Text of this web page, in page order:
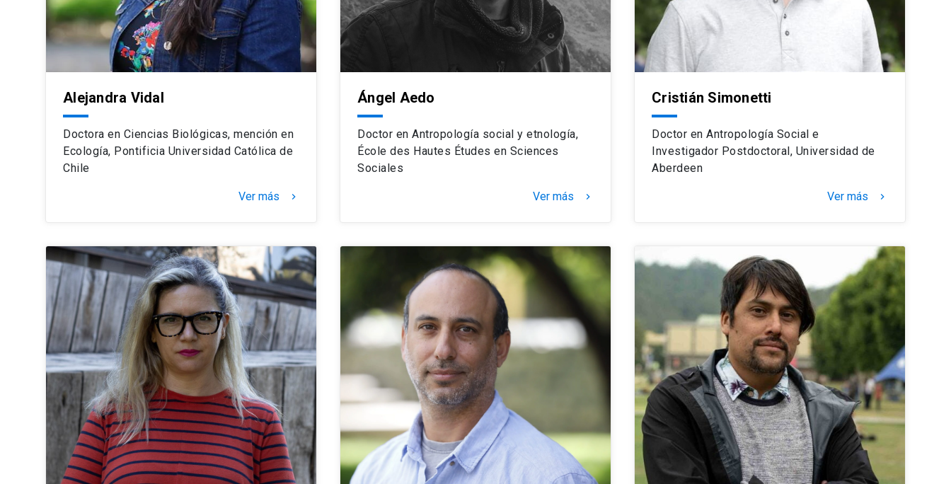
Alejandra Vidal
Doctora en Ciencias Biológicas, mención en
Ecología, Pontificia Universidad Católica de
Chile
Ver más keyboard_arrow_right
Ángel Aedo
Doctor en Antropología social y etnología,
École des Hautes Études en Sciences
Sociales
Ver más keyboard_arrow_right
Cristián Simonetti
Doctor en Antropología Social e
Investigador Postdoctoral, Universidad de
Aberdeen
Ver más keyboard_arrow_right